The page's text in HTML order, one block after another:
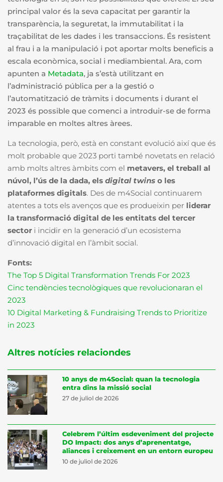
principal valor és la seva capacitat per garantir la
transparència, la seguretat, la immutabilitat i la
traçabilitat de les dades i les transaccions. És resistent
al frau i a la manipulació i pot aportar molts beneficis a
escala econòmica, social i mediambiental. Ara, com
apunten a Metadata, ja s’està utilitzant en
l’administració pública per a la gestió o
l’automatització de tràmits i documents i durant el
2023 és possible que comenci a introduir-se de forma
imparable en moltes altres àrees.
La tecnologia, però, està en constant evolució així que és
molt probable que 2023 porti també novetats en relació
amb molts altres àmbits com el metavers, el treball al
núvol, l’ús de la dada, els digital twins o les
plataformes digitals. Des de m4Social continuarem
atentes a tots els avenços que es produeixin per liderar
la transformació digital de les entitats del tercer
sector i incidir en la generació d’un ecosistema
d’innovació digital en l’àmbit social.
Fonts:
The Top 5 Digital Transformation Trends For 2023
Cinc tendències tecnològiques que revolucionaran el
2023
10 Digital Marketing & Fundraising Trends to Prioritize
in 2023
Altres notícies relaciondes
10 anys de m4Social: quan la tecnologia
entra dins la missió social
27 de juliol de 2026
Celebrem l’últim esdeveniment del projecte
DO Impact: dos anys d’aprenentatge,
aliances i creixement en un entorn europeu
10 de juliol de 2026